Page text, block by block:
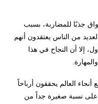
جذبًا للمضاربة، بسبب
من الناس يعتقدون أنهم
إلا أن النجاح في هذا
العالم يحققون أرباحاً
على نسبة صغيرة جداً من